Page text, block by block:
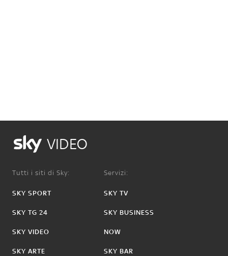
VIDEO
Tutti i siti di Sky:
SKY SPORT
SKY TG 24
SKY VIDEO
SKY ARTE
Servizi:
SKY TV
SKY BUSINESS
NOW
SKY BAR